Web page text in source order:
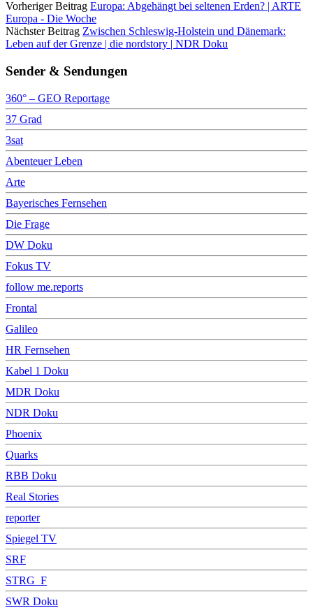
Vorheriger Beitrag Europa: Abgehängt bei seltenen Erden? | ARTE
Europa - Die Woche
Nächster Beitrag Zwischen Schleswig-Holstein und Dänemark:
Leben auf der Grenze | die nordstory | NDR Doku
Sender & Sendungen
360° – GEO Reportage
37 Grad
3sat
Abenteuer Leben
Arte
Bayerisches Fernsehen
Die Frage
DW Doku
Fokus TV
follow me.reports
Frontal
Galileo
HR Fernsehen
Kabel 1 Doku
MDR Doku
NDR Doku
Phoenix
Quarks
RBB Doku
Real Stories
reporter
Spiegel TV
SRF
STRG_F
SWR Doku